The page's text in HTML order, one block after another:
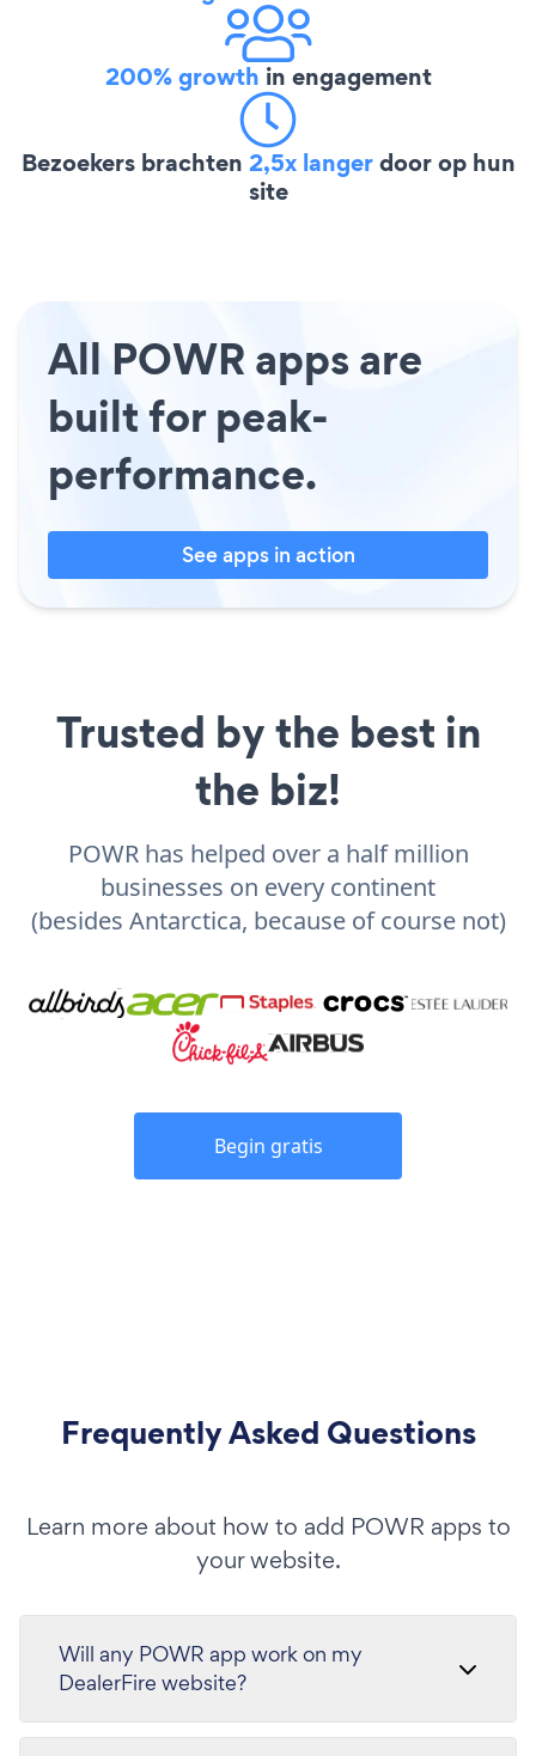
200% growth in engagement
Bezoekers brachten 2,5x langerdoor op hun
site
All POWR apps are
built for peak-
performance.
See apps in action
Trusted by the best in
the biz!
POWR has helped over a half million
businesses on every continent
(besides Antarctica, because of course not)
Begin gratis
Frequently Asked Questions
Learn more about how to add POWR apps to
your website.
Will any POWR app work on my
DealerFire website?